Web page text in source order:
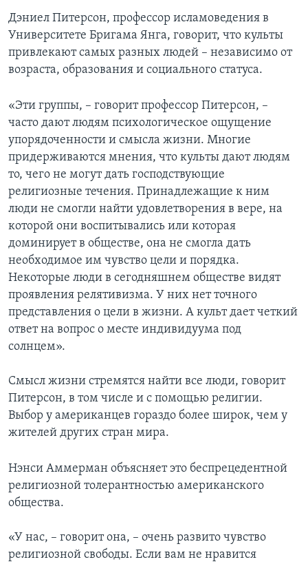
Дэниел Питерсон, профессор исламоведения в
Университете Бригама Янга, говорит, что культы
привлекают самых разных людей – независимо от
возраста, образования и социального статуса.
«Эти группы, – говорит профессор Питерсон, –
часто дают людям психологическое ощущение
упорядоченности и смысла жизни. Многие
придерживаются мнения, что культы дают людям
то, чего не могут дать господствующие
религиозные течения. Принадлежащие к ним
люди не смогли найти удовлетворения в вере, на
которой они воспитывались или которая
доминирует в обществе, она не смогла дать
необходимое им чувство цели и порядка.
Некоторые люди в сегодняшнем обществе видят
проявления релятивизма. У них нет точного
представления о цели в жизни. А культ дает четкий
ответ на вопрос о месте индивидуума под
солнцем».
Смысл жизни стремятся найти все люди, говорит
Питерсон, в том числе и с помощью религии.
Выбор у американцев гораздо более широк, чем у
жителей других стран мира.
Нэнси Аммерман объясняет это беспрецедентной
религиозной толерантностью американского
общества.
«У нас, – говорит она, – очень развито чувство
религиозной свободы. Если вам не нравится